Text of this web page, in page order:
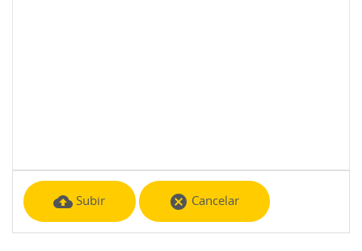
cloud_upload Subir cancel Cancelar